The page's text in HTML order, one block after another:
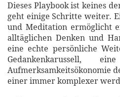
Dieses Playbook ist keines
geht einige Schritte weiter.
und Meditation ermöglicht
alltäglichen Denken und
eine echte persönliche
Gedankenkarussell,
Aufmerksamkeitsökonomie
einer immer komplexer